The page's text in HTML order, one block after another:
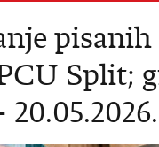
Split;